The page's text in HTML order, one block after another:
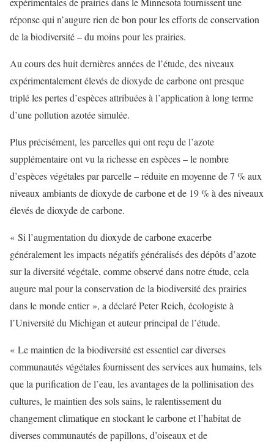
réponse qui n’augure rien de bon pour les efforts de conservation
de la biodiversité – du moins pour les prairies.
Au cours des huit dernières années de l’étude, des niveaux
expérimentalement élevés de dioxyde de carbone ont presque
triplé les pertes d’espèces attribuées à l’application à long terme
d’une pollution azotée simulée.
Plus précisément, les parcelles qui ont reçu de l’azote
supplémentaire ont vu la richesse en espèces – le nombre
d’espèces végétales par parcelle – réduite en moyenne de 7 % aux
niveaux ambiants de dioxyde de carbone et de 19 % à des niveaux
élevés de dioxyde de carbone.
« Si l’augmentation du dioxyde de carbone exacerbe
généralement les impacts négatifs généralisés des dépôts d’azote
sur la diversité végétale, comme observé dans notre étude, cela
augure mal pour la conservation de la biodiversité des prairies
dans le monde entier », a déclaré Peter Reich, écologiste à
l’Université du Michigan et auteur principal de l’étude.
« Le maintien de la biodiversité est essentiel car diverses
communautés végétales fournissent des services aux humains, tels
que la purification de l’eau, les avantages de la pollinisation des
cultures, le maintien des sols sains, le ralentissement du
changement climatique en stockant le carbone et l’habitat de
diverses communautés de papillons, d’oiseaux et de